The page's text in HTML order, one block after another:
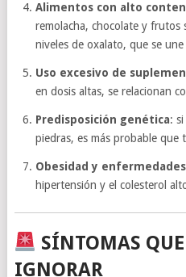
Alimentos con alto
remolacha, chocolate y frutos
niveles de oxalato, que se
Uso excesivo de
en dosis altas, se relacionan
Predisposición genética:
piedras, es más probable que
Obesidad y
hipertensión y el colesterol
SÍNTOMAS
IGNORAR